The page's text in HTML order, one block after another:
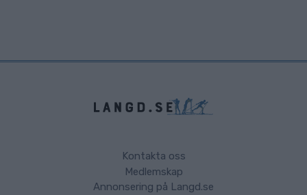
Kontakta oss
Medlemskap
Annonsering på Langd.se